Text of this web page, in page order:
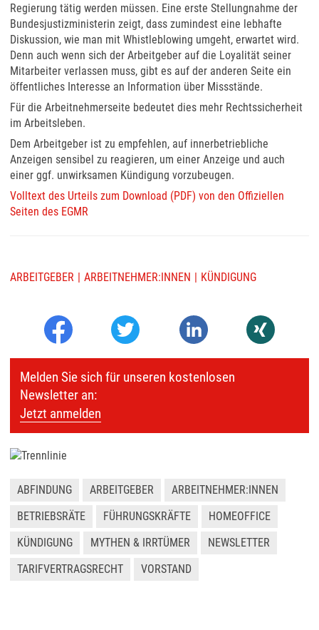
Regierung tätig werden müssen. Eine erste Stellungnahme der
Bundesjustizministerin zeigt, dass zumindest eine lebhafte
Diskussion, wie man mit Whistleblowing umgeht, erwartet wird.
Denn auch wenn sich der Arbeitgeber auf die Loyalität seiner
Mitarbeiter verlassen muss, gibt es auf der anderen Seite ein
öffentliches Interesse an Information über Missstände.
Für die Arbeitnehmerseite bedeutet dies mehr Rechtssicherheit
im Arbeitsleben.
Dem Arbeitgeber ist zu empfehlen, auf innerbetriebliche
Anzeigen sensibel zu reagieren, um einer Anzeige und auch
einer ggf. unwirksamen Kündigung vorzubeugen.
Volltext des Urteils zum Download (PDF) von den Offiziellen
Seiten des EGMR
ARBEITGEBER ARBEITNEHMER:INNEN KÜNDIGUNG
Melden Sie sich für unseren kostenlosen
Newsletter an:
Jetzt anmelden
ABFINDUNG ARBEITGEBER
ARBEITNEHMER:INNEN
BETRIEBSRÄTE
FÜHRUNGSKRÄFTE
HOMEOFFICE
KÜNDIGUNG
MYTHEN & IRRTÜMER
NEWSLETTER
TARIFVERTRAGSRECHT
VORSTAND